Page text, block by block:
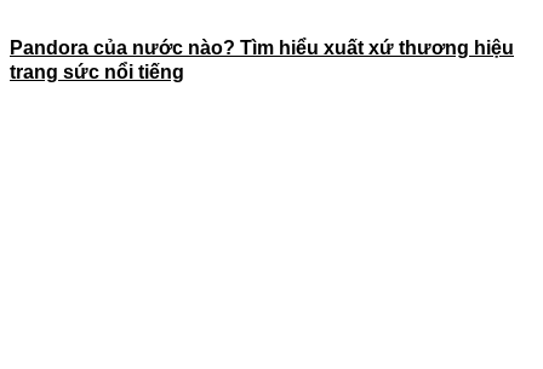
Pandora của nước nào? Tìm hiểu xuất xứ thương hiệu
trang sức nổi tiếng